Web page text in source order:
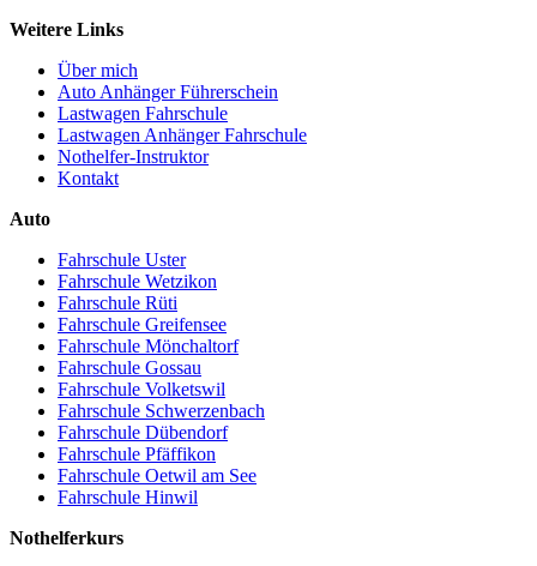
Weitere Links
Über mich
Auto Anhänger Führerschein
Lastwagen Fahrschule
Lastwagen Anhänger Fahrschule
Nothelfer-Instruktor
Kontakt
Auto
Fahrschule Uster
Fahrschule Wetzikon
Fahrschule Rüti
Fahrschule Greifensee
Fahrschule Mönchaltorf
Fahrschule Gossau
Fahrschule Volketswil
Fahrschule Schwerzenbach
Fahrschule Dübendorf
Fahrschule Pfäffikon
Fahrschule Oetwil am See
Fahrschule Hinwil
Nothelferkurs